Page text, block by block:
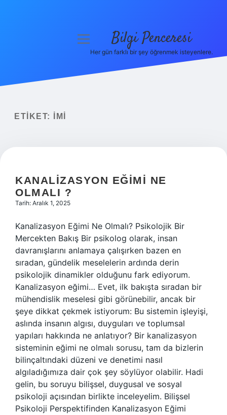
Yasal Uyarı
menüyü
Bilgi Penceresi
Her gün farklı bir şey öğrenmek isteyenlere.
ETIKET: IMI
KANALIZASYON EĞIMI NE
OLMALI ?
Tarih: Aralık 1, 2025
Kanalizasyon Eğimi Ne Olmalı? Psikolojik Bir
Mercekten Bakış Bir psikolog olarak, insan
davranışlarını anlamaya çalışırken bazen en
sıradan, gündelik meselelerin ardında derin
psikolojik dinamikler olduğunu fark ediyorum.
Kanalizasyon eğimi… Evet, ilk bakışta sıradan bir
mühendislik meselesi gibi görünebilir, ancak bir
şeye dikkat çekmek istiyorum: Bu sistemin işleyişi,
aslında insanın algısı, duyguları ve toplumsal
yapıları hakkında ne anlatıyor? Bir kanalizasyon
sisteminin eğimi ne olmalı sorusu, tam da bizlerin
bilinçaltındaki düzeni ve denetimi nasıl
algıladığımıza dair çok şey söylüyor olabilir. Hadi
gelin, bu soruyu bilişsel, duygusal ve sosyal
psikoloji açısından birlikte inceleyelim. Bilişsel
Psikoloji Perspektifinden Kanalizasyon Eğimi